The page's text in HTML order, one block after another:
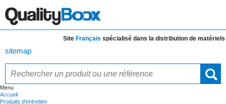
SiteFrançaisspécialisé dans la distribution dematériels et
sitemap
Menu
Accueil
Produits d'entretien